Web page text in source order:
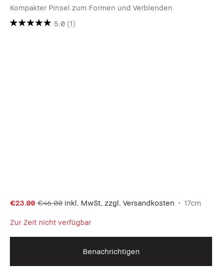
Kompakter Pinsel zum Formen und Verblenden
5.0 (1)
€23.00 €46.00 inkl. MwSt, zzgl. Versandkosten 17cm
Zur Zeit nicht verfügbar
Benachrichtigen